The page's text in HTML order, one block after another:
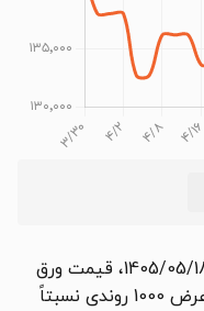
در طول یک ماه گذشته منتهی به 1405/05/18، قیمت ورق